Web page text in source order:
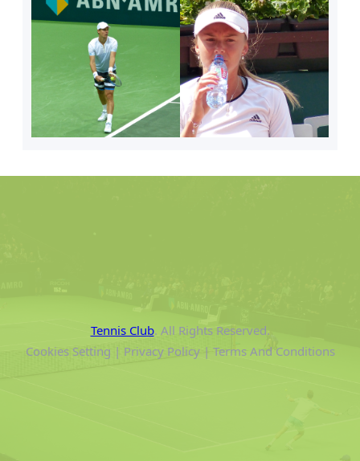
Tennis Club. All Rights Reserved.
Cookies Setting | Privacy Policy | Terms And Conditions